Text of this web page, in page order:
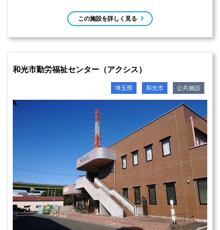
この施設を詳しく見る
和光市勤労福祉センター（アクシス）
埼玉県 和光市 公共施設